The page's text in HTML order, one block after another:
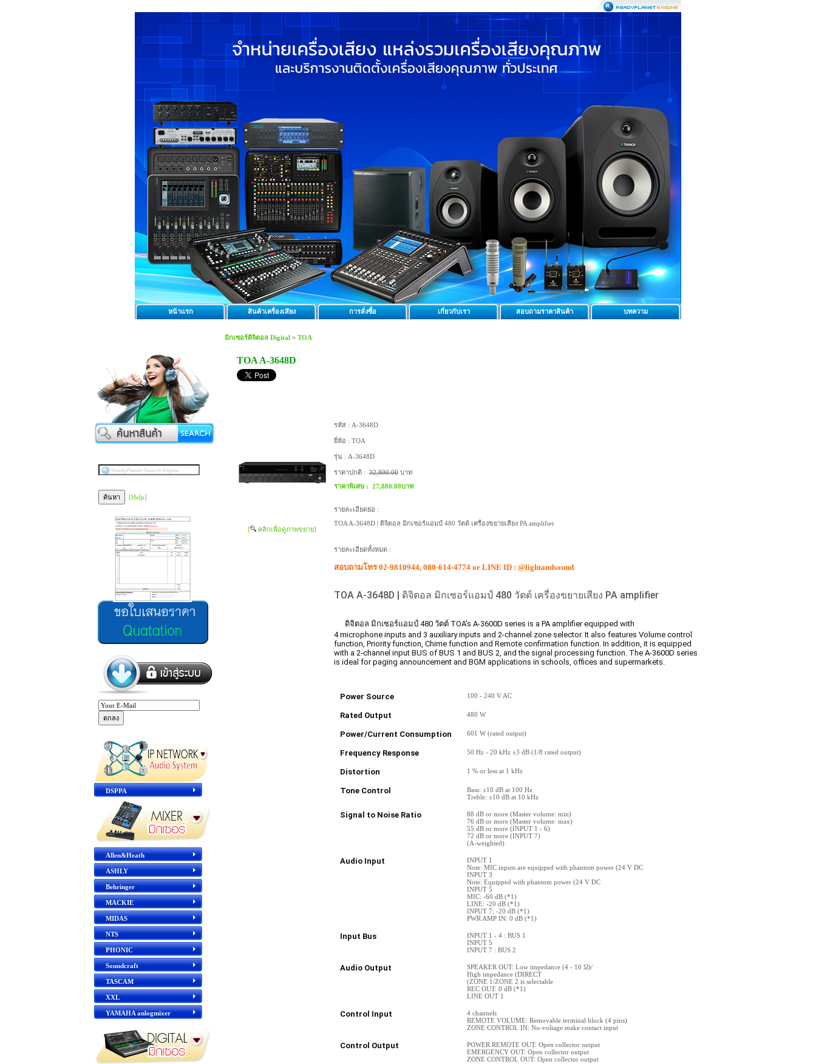
หน้าแรก สินค้าเครื่องเสียง การสั่งซื้อ เกี่ยวกับเรา สอบถามราคาสินค้า บทความ
[Help]
DSPPA
Allen&Heath
ASHLY
Behringer
MACKIE
MIDAS
NTS
PHONIC
Soundcraft
TASCAM
XXL
YAMAHA anlogmixer
มิกเซอร์ดิจิตอล Digital> TOA
TOA A-3648D
[ คลิกเพื่อดูภาพขยาย]
รหัส : A-3648D
ยี่ห้อ : TOA
รุ่น : A-3648D
ราคาปกติ : 32,800.00บาท
ราคาพิเศษ : 27,880.00บาท
รายละเอียดย่อ :
TOA A-3648D | ดิจิตอล มิกเซอร์แอมป์ 480 วัตต์ เครื่องขยายเสียง PA amplifier
รายละเอียดทั้งหมด :
สอบถามโทร 02-9810944, 080-614-4774 or LINE ID : @lightandsound
TOA A-3648D | ดิจิตอล มิกเซอร์แอมป์ 480 วัตต์ เครื่องขยายเสียง PA amplifier
ดิจิตอล มิกเซอร์แอมป์ 480 วัตต์ TOA's A-3600D series is a PA amplifierequipped with
4microphoneinputs and 3 auxiliary inputs and 2-channel zone selector. It also features Volume control
function, Priority function, Chime function and Remote confirmation function. In addition, it is equipped
with a 2-channel input BUS of BUS 1 and BUS 2, and the signal processing function. The A-3600D series
is ideal for paging announcement and BGM applications in schools, offices and supermarkets.
Power Source 100 - 240 V AC
Rated Output 480 W
Power/Current Consumption 601 W (rated output)
Frequency Response 50 Hz - 20 kHz ±3 dB (1/8 rated output)
Distortion 1 % or less at 1 kHz
Tone Control
Bass: ±10 dB at 100 Hz
Treble: ±10 dB at 10 kHz
Signal to Noise Ratio
88 dB or more (Master volume: min)
76 dB or more (Master volume: max)
55 dB or more (INPUT 1 - 6)
72 dB or more (INPUT 7)
(A-weighted)
Audio Input
INPUT 1
Note: MIC inputs are equipped with phantom power (24 V DC
INPUT 3
Note: Equipped with phantom power (24 V DC
INPUT 5
MIC: -60 dB (*1)
LINE: -20 dB (*1)
INPUT 7: -20 dB (*1)
PWR AMP IN: 0 dB (*1)
Input Bus
INPUT 1 - 4 : BUS 1
INPUT 5
INPUT 7 : BUS 2
Audio Output
SPEAKER OUT: Low impedance (4 - 16 Ω)/
High impedance (DIRECT
(ZONE 1/ZONE 2 is selectable
REC OUT: 0 dB (*1)
LINE OUT 1
Control Input
4 channels
REMOTE VOLUME: Removable terminal block (4 pins)
ZONE CONTROL IN: No-voltage make contact input
Control Output
POWER REMOTE OUT: Open collector output
EMERGENCY OUT: Open collector output
ZONE CONTROL OUT: Open collector output